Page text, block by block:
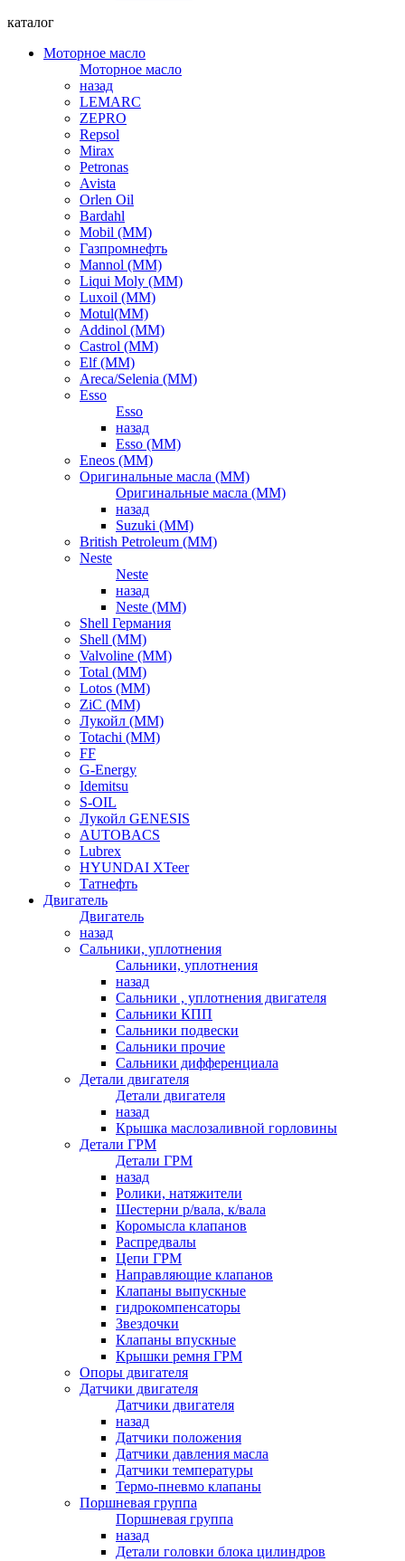
каталог
Моторное масло
Моторное масло
назад
LEMARC
ZEPRO
Repsol
Mirax
Petronas
Avista
Orlen Oil
Bardahl
Mobil (ММ)
Газпромнефть
Mannol (ММ)
Liqui Moly (ММ)
Luxoil (ММ)
Motul(ММ)
Addinol (ММ)
Castrol (ММ)
Elf (ММ)
Areca/Selenia (ММ)
Esso
Esso
назад
Esso (ММ)
Eneos (ММ)
Оригинальные масла (ММ)
Оригинальные масла (ММ)
назад
Suzuki (ММ)
British Petroleum (ММ)
Neste
Neste
назад
Neste (ММ)
Shell Германия
Shell (ММ)
Valvoline (ММ)
Total (ММ)
Lotos (ММ)
ZiC (ММ)
Лукойл (ММ)
Totachi (MM)
FF
G-Energy
Idemitsu
S-OIL
Лукойл GENESIS
AUTOBACS
Lubrex
HYUNDAI XTeer
Татнефть
Двигатель
Двигатель
назад
Сальники, уплотнения
Сальники, уплотнения
назад
Сальники , уплотнения двигателя
Сальники КПП
Сальники подвески
Сальники прочие
Сальники дифференциала
Детали двигателя
Детали двигателя
назад
Крышка маслозаливной горловины
Детали ГРМ
Детали ГРМ
назад
Ролики, натяжители
Шестерни р/вала, к/вала
Коромысла клапанов
Распредвалы
Цепи ГРМ
Направляющие клапанов
Клапаны выпускные
гидрокомпенсаторы
Звездочки
Клапаны впускные
Крышки ремня ГРМ
Опоры двигателя
Датчики двигателя
Датчики двигателя
назад
Датчики положения
Датчики давления масла
Датчики температуры
Термо-пневмо клапаны
Поршневая группа
Поршневая группа
назад
Детали головки блока цилиндров